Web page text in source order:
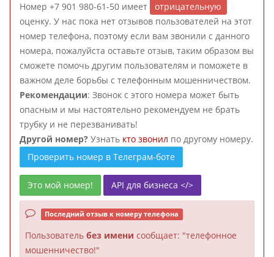
Номер +7 901 980-61-50 имеет
отрицательную
оценку. У нас пока нет отзывов пользователей на этот
номер телефона, поэтому если вам звонили с данного
номера, пожалуйста оставьте отзыв, таким образом вы
сможете помочь другим пользователям и поможете в
важном деле борьбы с телефонным мошенничеством.
Рекомендации: Звонок с этого номера может быть
опасным и мы настоятельно рекомендуем не брать
трубку и не перезванивать!
Другой номер? Узнать кто звонил по другому номеру.
Проверить номер в Телеграм-боте
Это мой номер! API для бизнеса </>
Последний отзыв к номеру телефона
Пользователь без имени сообщает: "телефонное
мошенничество!"